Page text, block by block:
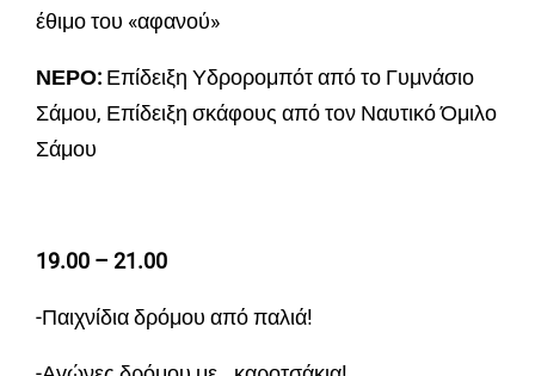
έθιμο του «αφανού»
ΝΕΡΟ: Επίδειξη Υδρορομπότ από το Γυμνάσιο
Σάμου, Επίδειξη σκάφους από τον Ναυτικό Όμιλο
Σάμου
19.00 – 21.00
-Παιχνίδια δρόμου από παλιά!